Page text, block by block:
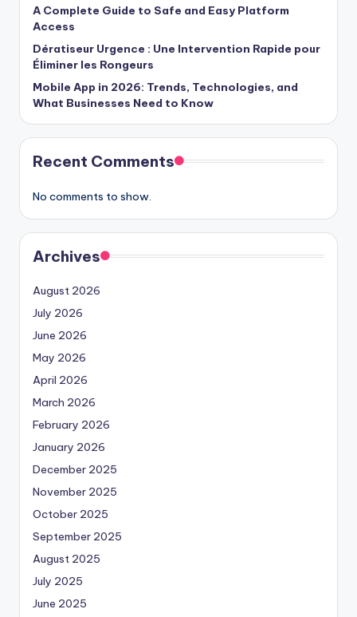
A Complete Guide to Safe and Easy Platform
Access
Dératiseur Urgence : Une Intervention Rapide pour
Éliminer les Rongeurs
Mobile App in 2026: Trends, Technologies, and
What Businesses Need to Know
Recent Comments
No comments to show.
Archives
August 2026
July 2026
June 2026
May 2026
April 2026
March 2026
February 2026
January 2026
December 2025
November 2025
October 2025
September 2025
August 2025
July 2025
June 2025